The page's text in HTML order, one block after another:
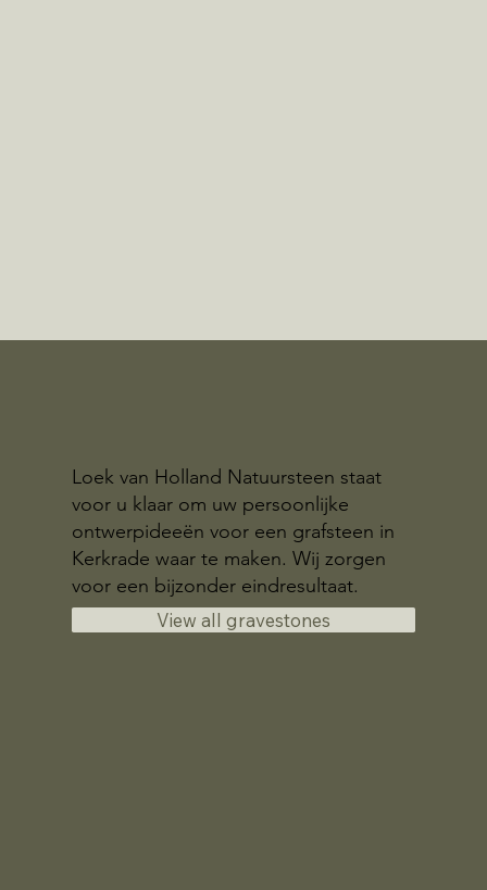
Loek van Holland Natuursteen staat
voor u klaar om uw persoonlijke
ontwerpideeën voor een grafsteen in
Kerkrade waar te maken. Wij zorgen
voor een bijzonder eindresultaat.
View all gravestones